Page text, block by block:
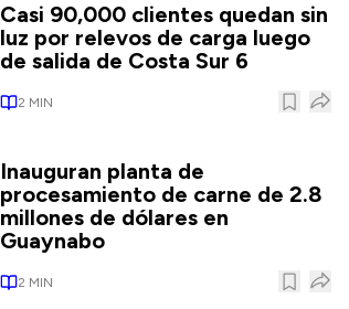
Casi 90,000 clientes quedan sin
luz por relevos de carga luego
de salida de Costa Sur 6
2 MIN
Inauguran planta de
procesamiento de carne de 2.8
millones de dólares en
Guaynabo
2 MIN